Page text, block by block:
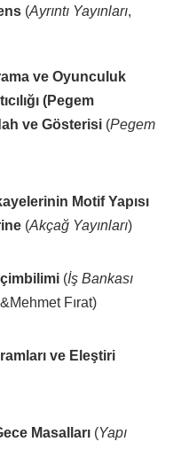
(Ayrıntı Yayınları,
ve Oyunculuk
(Pegem
ve Gösterisi (Pegem
Motif Yapısı
(Akçağ Yayınları)
(İş Bankası
Fırat)
ve Eleştiri
Masalları (Yapı